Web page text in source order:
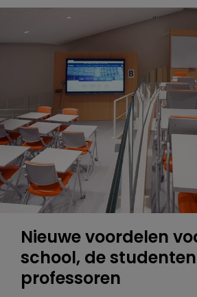
Nieuwe voordelen
school, de
professoren